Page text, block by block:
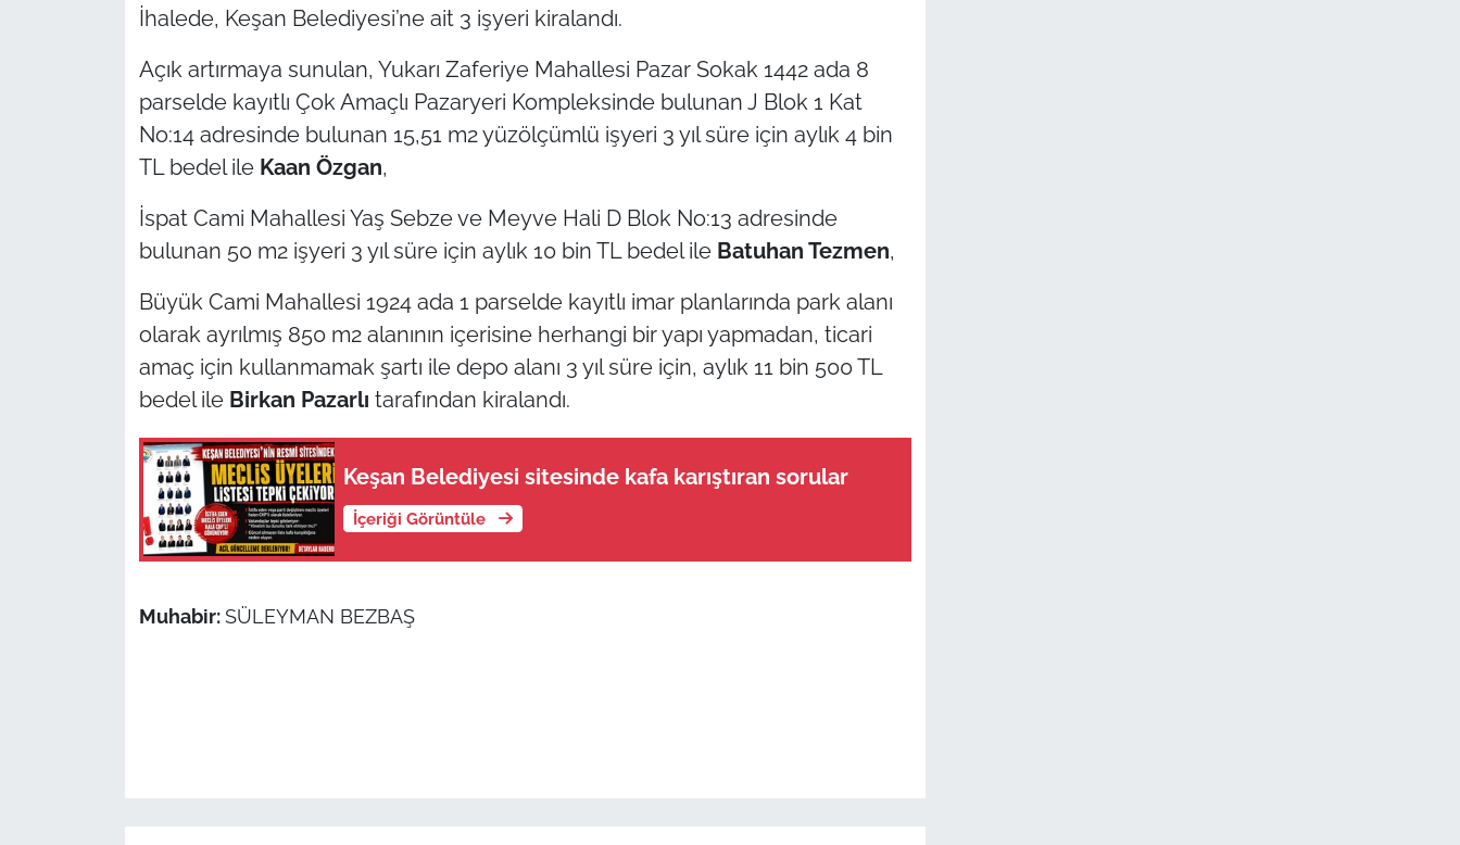
İhalede, Keşan Belediyesi’ne ait 3 işyeri kiralandı.
Açık artırmaya sunulan, Yukarı Zaferiye Mahallesi Pazar Sokak 1442 ada 8
parselde kayıtlı Çok Amaçlı Pazaryeri Kompleksinde bulunan J Blok 1 Kat
No:14 adresinde bulunan 15,51 m2 yüzölçümlü işyeri 3 yıl süre için aylık 4 bin
TL bedel ile Kaan Özgan,
İspat Cami Mahallesi Yaş Sebze ve Meyve Hali D Blok No:13 adresinde
bulunan 50 m2 işyeri 3 yıl süre için aylık 10 bin TL bedel ile Batuhan Tezmen,
Büyük Cami Mahallesi 1924 ada 1 parselde kayıtlı imar planlarında park alanı
olarak ayrılmış 850 m2 alanının içerisine herhangi bir yapı yapmadan, ticari
amaç için kullanmamak şartı ile depo alanı 3 yıl süre için, aylık 11 bin 500 TL
bedel ile Birkan Pazarlı tarafından kiralandı.
Keşan Belediyesi sitesinde kafa karıştıran sorular
İçeriği Görüntüle
Muhabir: SÜLEYMAN BEZBAŞ
Flaş Haber
İş Dünyası
Bilim Teknoloji
English News
Canlı Maç